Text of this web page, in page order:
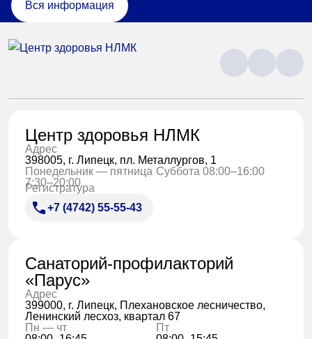
Вся информация
Центр здоровья НЛМК
Адрес
398005, г. Липецк, пл. Металлургов, 1
Понедельник — пятница
7:30–20:00
Суббота 08:00–16:00
Регистратура
+7 (4742) 55-55-43
Санаторий-профилакторий
«Парус»
Адрес
399000, г. Липецк, Плехановское лесничество,
Ленинский лесхоз, квартал 67
Пн — чт
Пт